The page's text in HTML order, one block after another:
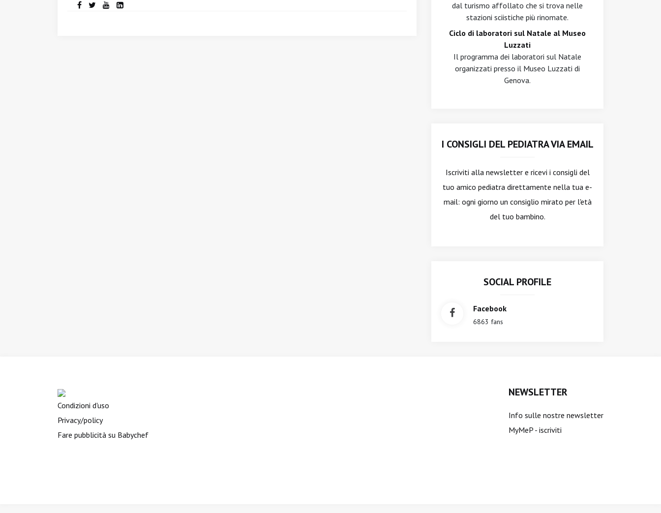
dal turismo affollato che si trova nelle
stazioni sciistiche più rinomate.
Ciclo di laboratori sul Natale al Museo
Luzzati
Il programma dei laboratori sul Natale
organizzati presso il Museo Luzzati di
Genova.
I CONSIGLI DEL PEDIATRA VIA EMAIL
Iscriviti alla newslettere ricevi i consigli del
tuo amico pediatra direttamente nella tua e-
mail: ogni giorno un consiglio mirato per l'età
del tuo bambino.
SOCIAL PROFILE
Facebook
6863 fans
Condizioni d'uso
Privacy/policy
Fare pubblicità su Babychef
NEWSLETTER
Info sulle nostre newsletter
MyMeP - iscriviti